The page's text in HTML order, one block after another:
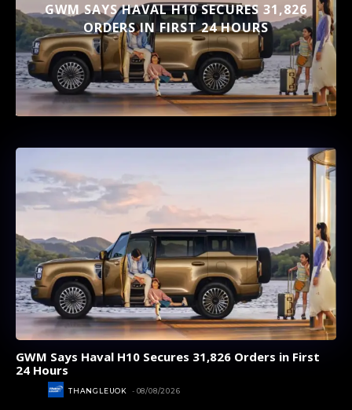
GWM SAYS HAVAL H10 SECURES 31,826
ORDERS IN FIRST 24 HOURS
GWM Says Haval H10 Secures 31,826 Orders in First
24 Hours
THANGLEUOK - 08/08/2026